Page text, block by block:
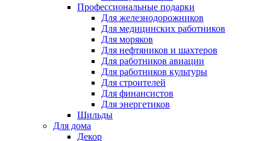
Профессиональные подарки
Для железнодорожников
Для медицинских работников
Для моряков
Для нефтяников и шахтеров
Для работников авиации
Для работников культуры
Для строителей
Для финансистов
Для энергетиков
Шильды
Для дома
Декор